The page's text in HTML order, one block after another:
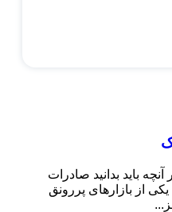
باید بدانید صادرات
از بازارهای پررونق